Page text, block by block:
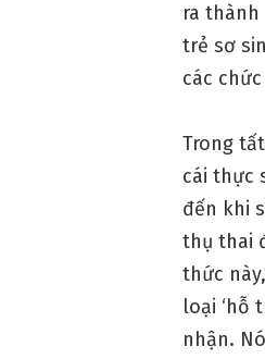
ra
trẻ sơ
các
Trong
cái thực
đến khi
thụ thai
thức
loại ‘hỗ
nhận.